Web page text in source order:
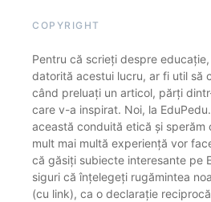
COPYRIGHT
Pentru că scrieți despre
datorită acestui lucru, ar fi util să
când preluați un articol, părți
care v-a inspirat. Noi, la
această conduită etică și sperăm
mult mai multă experiență vor
că găsiți subiecte interesante pe
siguri că înțelegeți rugămintea
(cu link), ca o declarație